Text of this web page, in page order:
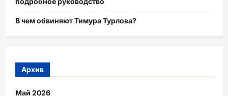
В чем обвиняют Тимура Турлова?
Архив
Май 2026